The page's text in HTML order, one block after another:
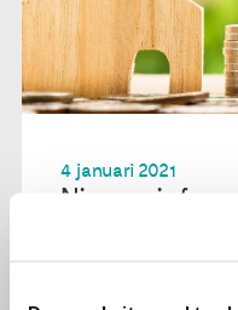
4 januari 2021
Nieuwe
regeling ex-